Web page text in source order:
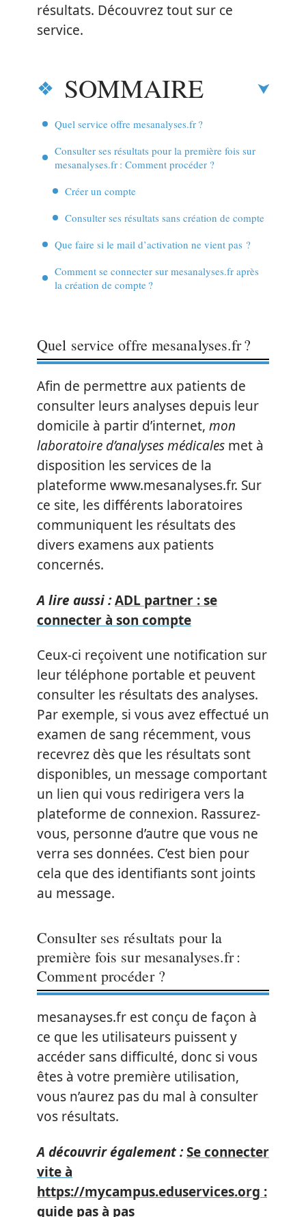
résultats. Découvrez tout sur ce
service.
SOMMAIRE
Quel service offre mesanalyses.fr ?
Consulter ses résultats pour la première fois sur
mesanalyses.fr : Comment procéder ?
Créer un compte
Consulter ses résultats sans création de compte
Que faire si le mail d’activation ne vient pas ?
Comment se connecter sur mesanalyses.fr après
la création de compte ?
Quel service offre mesanalyses.fr ?
Afin de permettre aux patients de
consulter leurs analyses depuis leur
domicile à partir d’internet, mon
laboratoire d’analyses médicales met à
disposition les services de la
plateforme www.mesanalyses.fr. Sur
ce site, les différents laboratoires
communiquent les résultats des
divers examens aux patients
concernés.
A lire aussi :ADL partner : se
connecter à son compte
Ceux-ci reçoivent une notification sur
leur téléphone portable et peuvent
consulter les résultats des analyses.
Par exemple, si vous avez effectué un
examen de sang récemment, vous
recevrez dès que les résultats sont
disponibles, un message comportant
un lien qui vous redirigera vers la
plateforme de connexion. Rassurez-
vous, personne d’autre que vous ne
verra ses données. C’est bien pour
cela que des identifiants sont joints
au message.
Consulter ses résultats pour la
première fois sur mesanalyses.fr :
Comment procéder ?
mesanayses.fr est conçu de façon à
ce que les utilisateurs puissent y
accéder sans difficulté, donc si vous
êtes à votre première utilisation,
vous n’aurez pas du mal à consulter
vos résultats.
A découvrir également :Se connecter
vite à
https://mycampus.eduservices.org :
guide pas à pas